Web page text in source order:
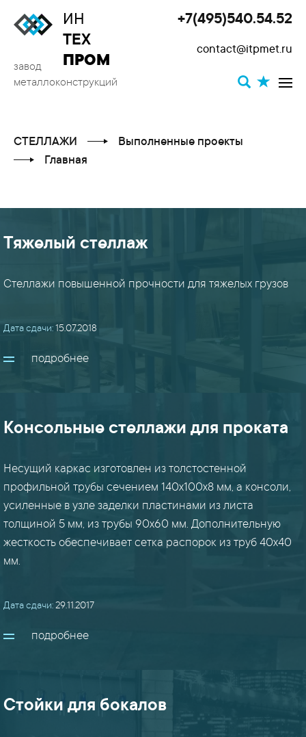
ИН
ТЕХ
ПРОМ
завод
металлоконструкций
+7(495)540.54.52
contact@itpmet.ru
СТЕЛЛАЖИ
Выполненные проекты
Главная
ПРОЕКТОВ
/
баки
вальцовка
(8)
ворота
вышки
(8)
Тяжелый стеллаж
Стеллажи повышенной прочности для тяжелых грузов
Дата сдачи:15.07.2018
подробнее
Консольные стеллажи для проката
Несущий каркас изготовлен из толстостенной
профильной трубы сечением 140х100х8 мм, а консоли,
усиленные в узле заделки пластинами из листа
толщиной 5 мм, из трубы 90х60 мм. Дополнительную
жесткость обеспечивает сетка распорок из труб 40х40
мм.
Дата сдачи:29.11.2017
подробнее
Стойки для бокалов